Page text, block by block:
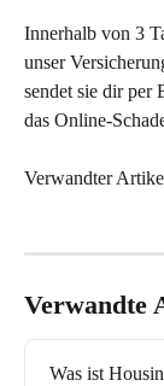
Innerhalb von 3
unser
sendet sie dir per
das Online-
Verwandter
Verwandte
Was ist